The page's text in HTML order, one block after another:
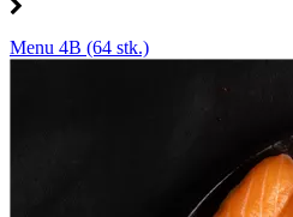
Menu 4B (64 stk.)